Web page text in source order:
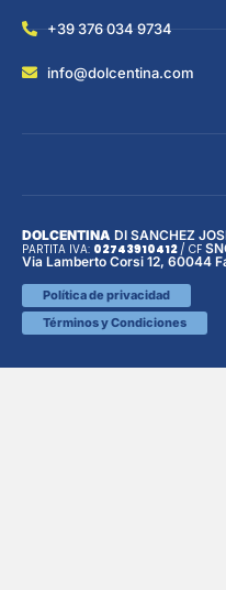
+39 376 034 9734
info@dolcentina.com
DOLCENTINA DI SANCHEZ
PARTITA IVA: 02743910412 / CF
Via Lamberto Corsi 12, 60044
Política de privacidad
Términos y Condiciones